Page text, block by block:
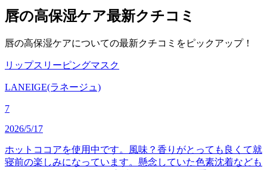
唇の高保湿ケア最新クチコミ
唇の高保湿ケアについての最新クチコミをピックアップ！
リップスリーピングマスク
LANEIGE(ラネージュ)
7
2026/5/17
ホットココアを使用中です。風味？香りがとっても良くて就
寝前の楽しみになっています。懸念していた色素沈着なども